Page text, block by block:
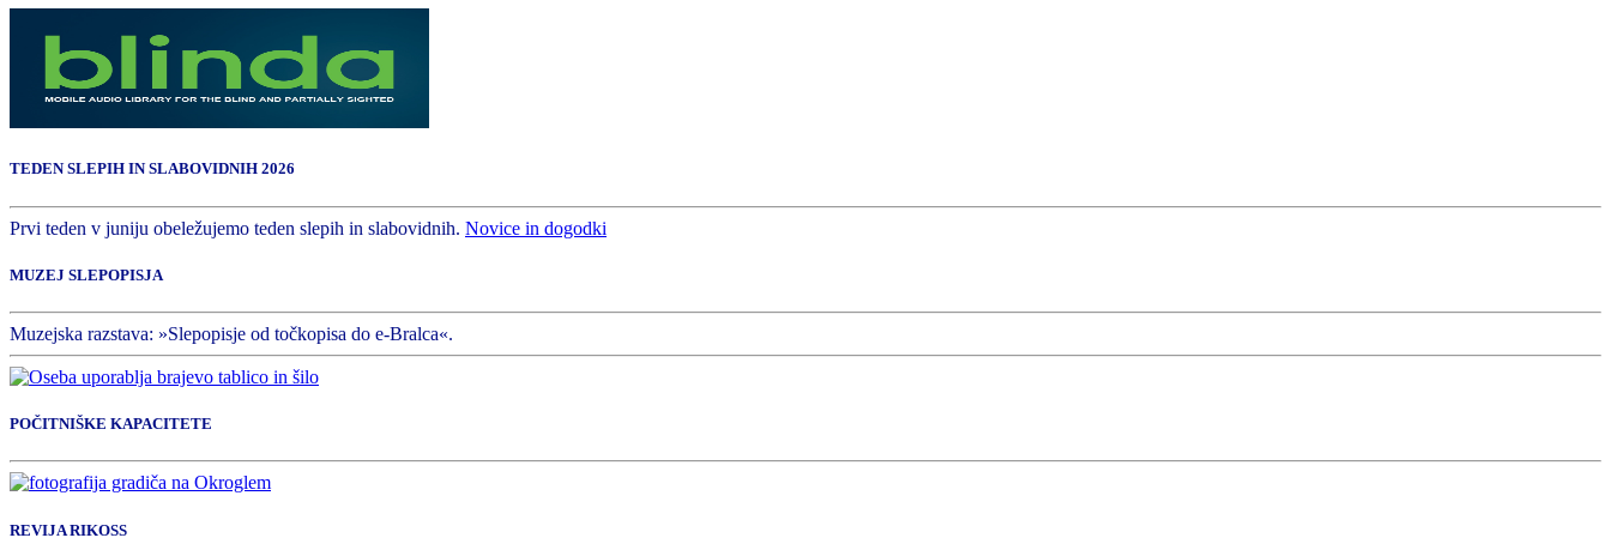
TEDEN SLEPIH IN SLABOVIDNIH 2026
Prvi teden v juniju obeležujemo teden slepih in slabovidnih. Novice in dogodki
MUZEJ SLEPOPISJA
Muzejska razstava: »Slepopisje od točkopisa do e-Bralca«.
POČITNIŠKE KAPACITETE
REVIJA RIKOSS